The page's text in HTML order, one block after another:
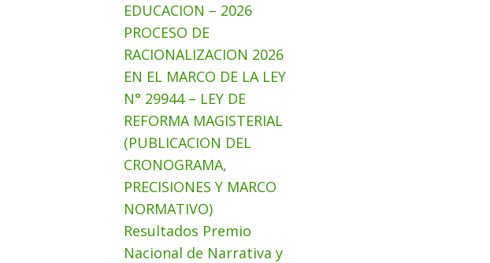
EDUCACION – 2026
PROCESO DE
RACIONALIZACION 2026
EN EL MARCO DE LA LEY
N° 29944 – LEY DE
REFORMA MAGISTERIAL
(PUBLICACION DEL
CRONOGRAMA,
PRECISIONES Y MARCO
NORMATIVO)
Resultados Premio
Nacional de Narrativa y